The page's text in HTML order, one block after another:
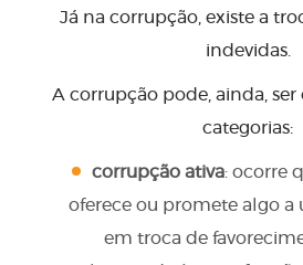
Já na corrupção, existe a
indevidas.
A corrupção pode, ainda, ser
categorias:
corrupção ativa: ocorre
oferece ou promete algo
em troca de